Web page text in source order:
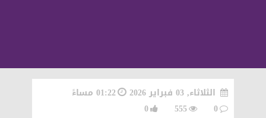
الثلاثاء, 03 فبراير 2026
01:22 مساءً
0
555
0